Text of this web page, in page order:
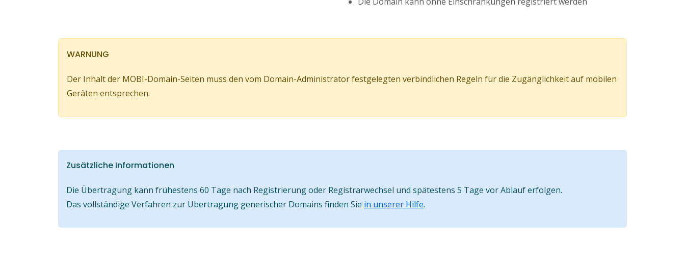
WARNUNG
Der Inhalt der MOBI-Domain-Seiten muss den vom Domain-Administrator festgelegten verbindlichen Regeln für die Zugänglichkeit auf mobilen
Geräten entsprechen.
Zusätzliche Informationen
Die Übertragung kann frühestens 60 Tage nach Registrierung oder Registrarwechsel und spätestens 5 Tage vor Ablauf erfolgen.
Das vollständige Verfahren zur Übertragung generischer Domains finden Sie in unserer Hilfe.